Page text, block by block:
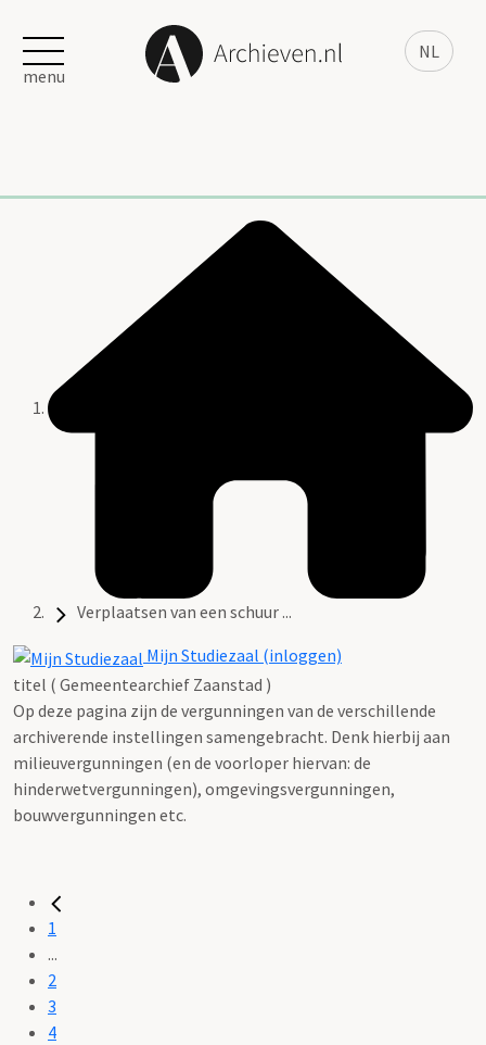
NL
menu
Verplaatsen van een schuur ...
Mijn Studiezaal (inloggen)
titel ( Gemeentearchief Zaanstad )
Op deze pagina zijn de vergunningen van de verschillende
archiverende instellingen samengebracht. Denk hierbij aan
milieuvergunningen (en de voorloper hiervan: de
hinderwetvergunningen), omgevingsvergunningen,
bouwvergunningen etc.
1
...
2
3
4